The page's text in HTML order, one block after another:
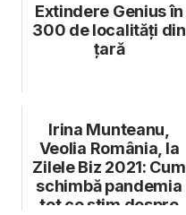
Extindere Genius în
300 de localități din
țară
Irina Munteanu,
Veolia România, la
Zilele Biz 2021: Cum
schimbă pandemia
tot ce știm despre